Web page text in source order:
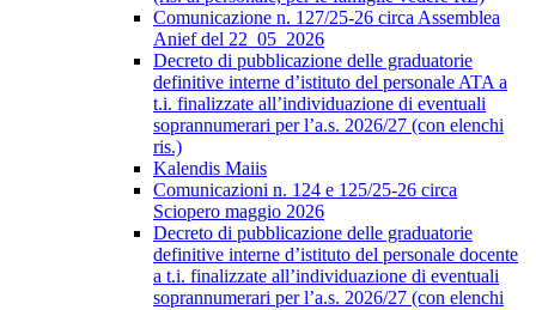
Comunicazione n. 127/25-26 circa Assemblea
Anief del 22_05_2026
Decreto di pubblicazione delle graduatorie
definitive interne d’istituto del personale ATA a
t.i. finalizzate all’individuazione di eventuali
soprannumerari per l’a.s. 2026/27 (con elenchi
ris.)
Kalendis Maiis
Comunicazioni n. 124 e 125/25-26 circa
Sciopero maggio 2026
Decreto di pubblicazione delle graduatorie
definitive interne d’istituto del personale docente
a t.i. finalizzate all’individuazione di eventuali
soprannumerari per l’a.s. 2026/27 (con elenchi